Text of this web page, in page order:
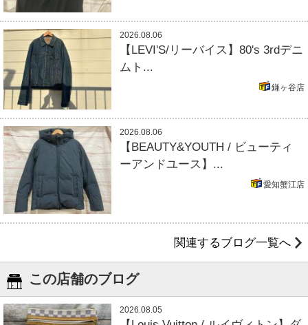
2026.08.06
【LEVI'S/リーバイス】80's 3rdデニ
ムト...
鎌ヶ谷店
2026.08.06
【BEAUTY&YOUTH / ビューティ
ーアンドユース】...
愛知蟹江店
関連するブログ一覧へ
この店舗のブログ
2026.08.05